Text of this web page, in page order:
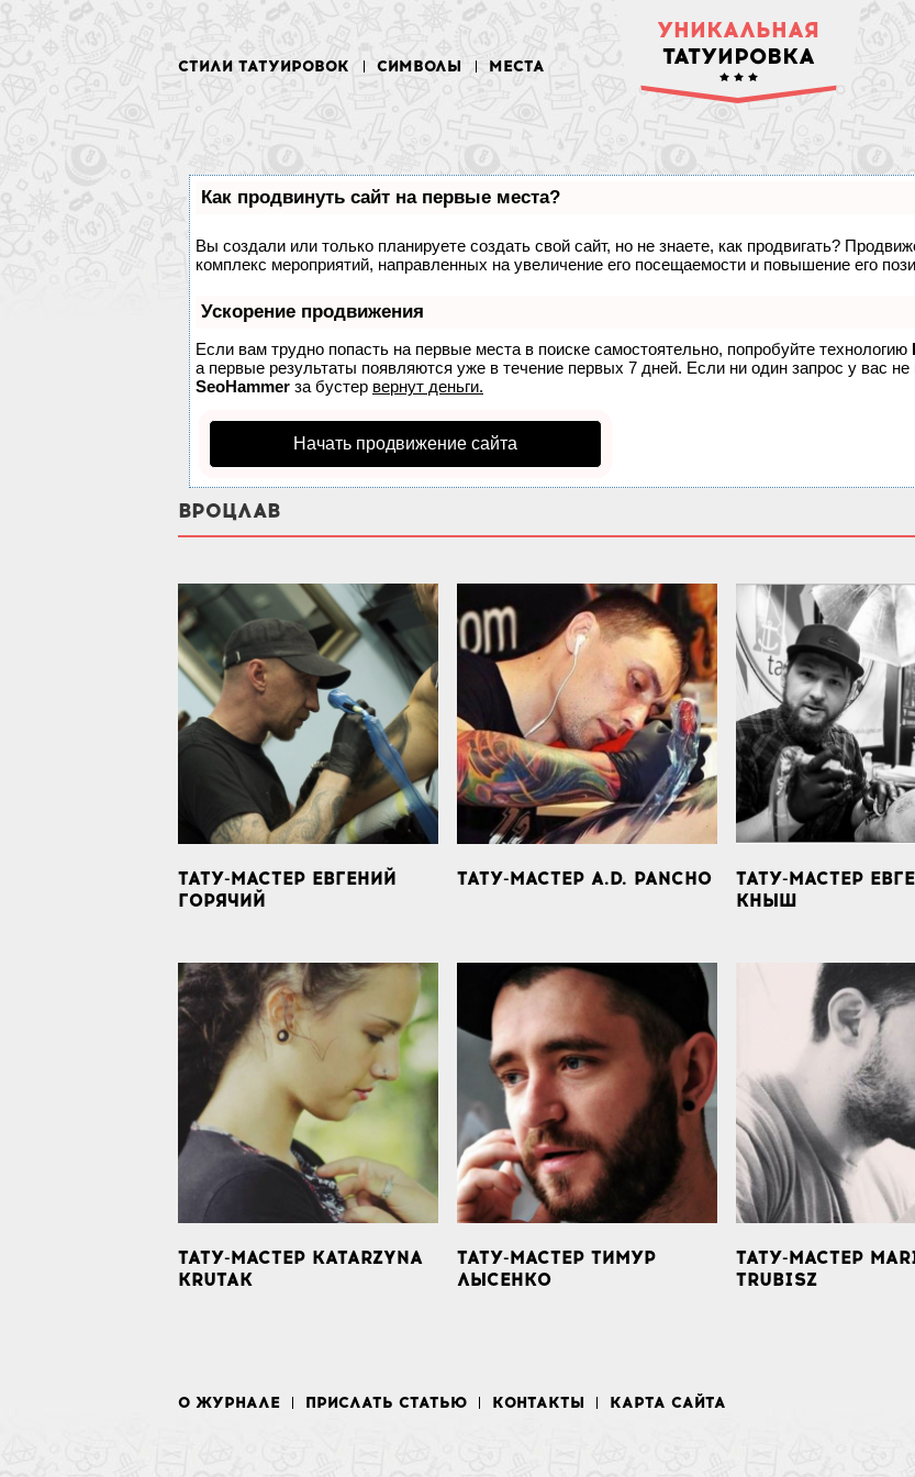
УНИКАЛЬНАЯ
ТАТУИРОВКА
СТИЛИ ТАТУИРОВОК СИМВОЛЫ МЕСТА
Как продвинуть сайт на первые места?
Вы создали или только планируете создать свой сайт, но не знаете, как продвигать?
комплекс мероприятий, направленных на увеличение его посещаемости и повышение его
Ускорение продвижения
Если вам трудно попасть на первые места в поиске самостоятельно, попробуйте технологию
а первые результаты появляются уже в течение первых 7 дней. Если ни один запрос у вас
SeoHammer за бустер вернут деньги.
Начать продвижение сайта
ВРОЦЛАВ
ТАТУ-МАСТЕР ЕВГЕНИЙ
ГОРЯЧИЙ
ТАТУ-МАСТЕР A.D. PANCHO
ТАТУ-МАСТЕР
КНЫШ
ТАТУ-МАСТЕР KATARZYNA
KRUTAK
ТАТУ-МАСТЕР ТИМУР
ЛЫСЕНКО
ТАТУ-МАСТЕР
TRUBISZ
О ЖУРНАЛЕ ПРИСЛАТЬ СТАТЬЮ КОНТАКТЫ КАРТА САЙТА